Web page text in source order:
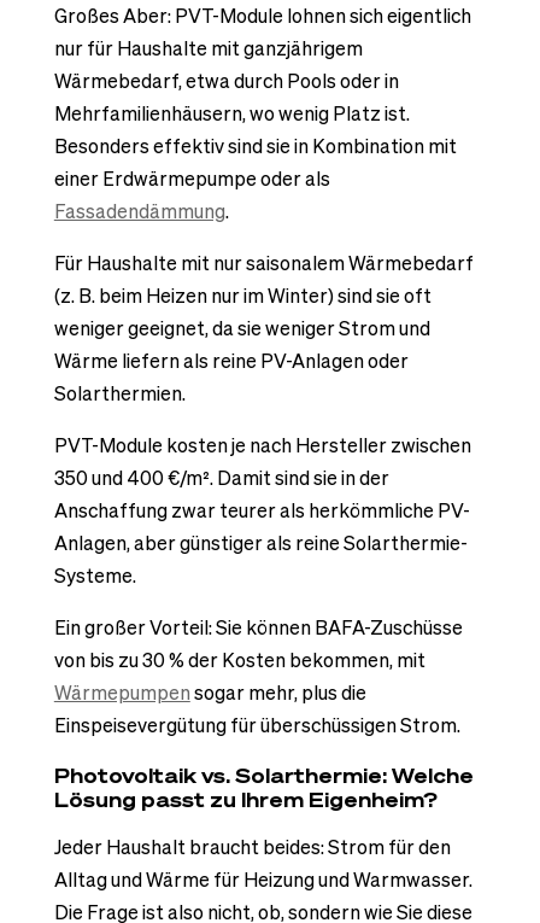
Großes Aber: PVT-Module lohnen sich eigentlich
nur für Haushalte mit ganzjährigem
Wärmebedarf, etwa durch Pools oder in
Mehrfamilienhäusern, wo wenig Platz ist.
Besonders effektiv sind sie in Kombination mit
einer Erdwärmepumpe oder als
Fassadendämmung.
Für Haushalte mit nur saisonalem Wärmebedarf
(z. B. beim Heizen nur im Winter) sind sie oft
weniger geeignet, da sie weniger Strom und
Wärme liefern als reine PV-Anlagen oder
Solarthermien.
PVT-Module kosten je nach Hersteller zwischen
350 und 400 €/m². Damit sind sie in der
Anschaffung zwar teurer als herkömmliche PV-
Anlagen, aber günstiger als reine Solarthermie-
Systeme.
Ein großer Vorteil: Sie können BAFA-Zuschüsse
von bis zu 30 % der Kosten bekommen, mit
Wärmepumpensogar mehr, plus die
Einspeisevergütung für überschüssigen Strom.
Photovoltaik vs. Solarthermie: Welche
Lösung passt zu Ihrem Eigenheim?
Jeder Haushalt braucht beides: Strom für den
Alltag und Wärme für Heizung und Warmwasser.
Die Frage ist also nicht, ob, sondern wie Sie diese